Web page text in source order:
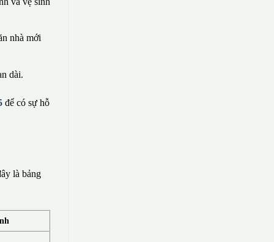
nhà mới
dài.
để có sự hỗ
là bảng